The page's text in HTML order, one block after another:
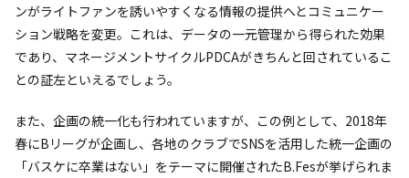
ンがライトファンを誘いやすくなる情報の提供へとコミュニケー
ション戦略を変更。これは、データの一元管理から得られた効果
であり、マネージメントサイクルPDCAがきちんと回されているこ
との証左といえるでしょう。
また、企画の統一化も行われていますが、この例として、2018年
春にBリーグが企画し、各地のクラブでSNSを活用した統一企画の
「バスケに卒業はない」をテーマに開催されたB.Fesが挙げられま